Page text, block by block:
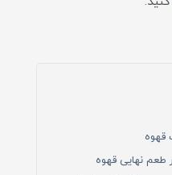
قهوه
طعم نهایی قهوه‌